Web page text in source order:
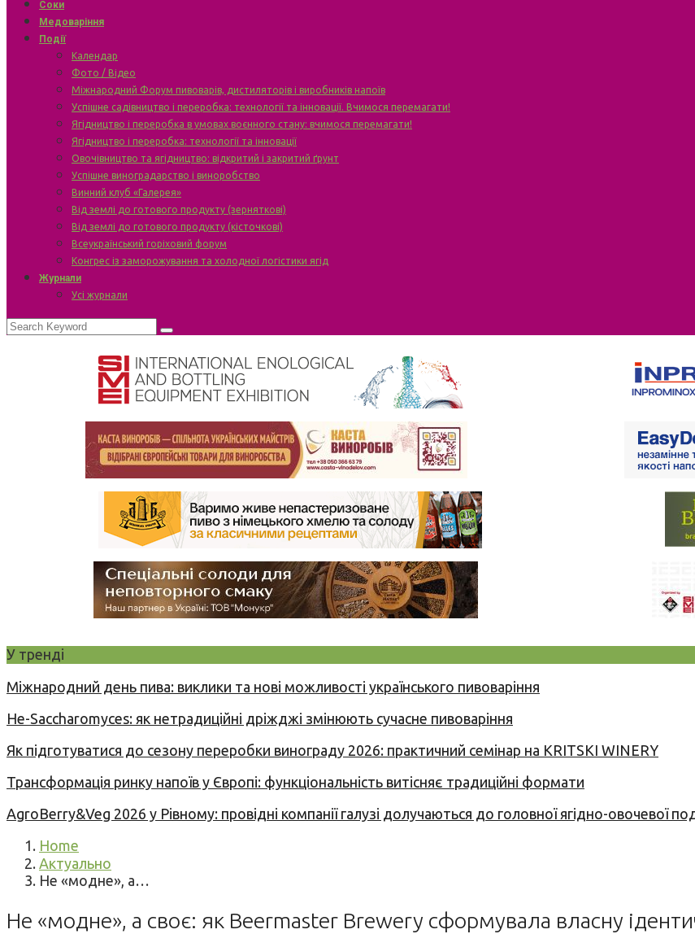
Соки
Медоваріння
Події
Календар
Фото / Відео
Міжнародний Форум пивоварів, дистиляторів і виробників напоїв
Успішне садівництво і переробка: технології та інновації. Вчимося перемагати!
Ягідництво і переробка в умовах воєнного стану: вчимося перемагати!
Ягідництво і переробка: технології та інновації
Овочівництво та ягідництво: відкритий і закритий ґрунт
Успішне виноградарство і виноробство
Винний клуб «Галерея»
Від землі до готового продукту (зерняткові)
Від землі до готового продукту (кісточкові)
Всеукраїнський горіховий форум
Конгрес із заморожування та холодної логістики ягід
Журнали
Усі журнали
У тренді
Міжнародний день пива: виклики та нові можливості українського пивоваріння
Не-Saccharomyces: як нетрадиційні дріжджі змінюють сучасне пивоваріння
Як підготуватися до сезону переробки винограду 2026: практичний семінар на KRITSKI WINERY
Трансформація ринку напоїв у Європі: функціональність витісняє традиційні формати
AgroBerry&Veg 2026 у Рівному: провідні компанії галузі долучаються до головної ягідно-овочевої
Home
Актуально
Не «модне», а…
Не «модне», а своє: як Beermaster Brewery сформувала власну